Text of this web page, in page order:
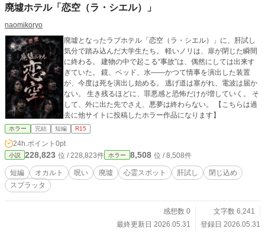
廃墟ホテル「恋空（ラ・シエル）」
naomikoryo
廃墟となったラブホテル「恋空（ラ・シエル）」に、肝試し
気分で踏み込んだ大学生たち。 軽いノリは、扉が閉じた瞬間
に終わる。 建物の中で起こる“事故”は、偶然にしては出来す
ぎていた。 鏡、ベッド、水――かつて情事を演出した装置
が、今度は死を演出し始める。 逃げ道は塞がれ、電波は届か
ない。 生き残るほどに、罪悪感と恐怖だけが増していく。 そ
して、外に出た先でさえ、悪夢は終わらない。 【こちらは過
去に他サイトに投稿したホラー作品になります】
ホラー 完結 短編 R15
24h.ポイント 0pt
小説 228,823 位 / 228,823件 ホラー 8,508 位 / 8,508件
短編 オカルト 呪い 廃墟 心霊スポット 肝試し
閉じ込め
スプラッタ
感想数 0
文字数 6,241
最終更新日 2026.05.31
登録日 2026.05.31